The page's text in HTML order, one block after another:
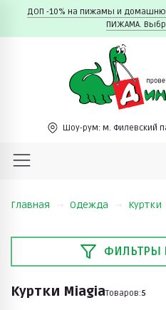
ДОП -10% на пижамы и
ПИЖАМА.
Шоу-рум: м. Филевский
Главная Одежда Куртки
ФИЛЬТРЫ
Куртки MiagiaТоваров:5